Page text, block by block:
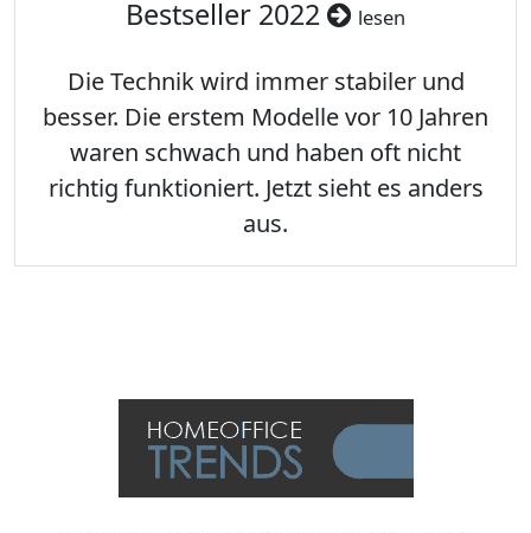
Bestseller 2022
lesen
Die Technik wird immer stabiler und
besser. Die erstem Modelle vor 10 Jahren
waren schwach und haben oft nicht
richtig funktioniert. Jetzt sieht es anders
aus.